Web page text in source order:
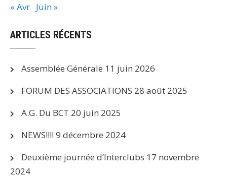
« Avr Juin »
ARTICLES RÉCENTS
Assemblée Générale 11 juin 2026
FORUM DES ASSOCIATIONS 28 août 2025
A.G. Du BCT 20 juin 2025
NEWS!!!! 9 décembre 2024
Deuxième journée d’Interclubs 17 novembre
2024